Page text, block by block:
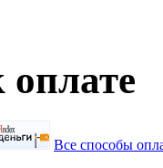
Все способы